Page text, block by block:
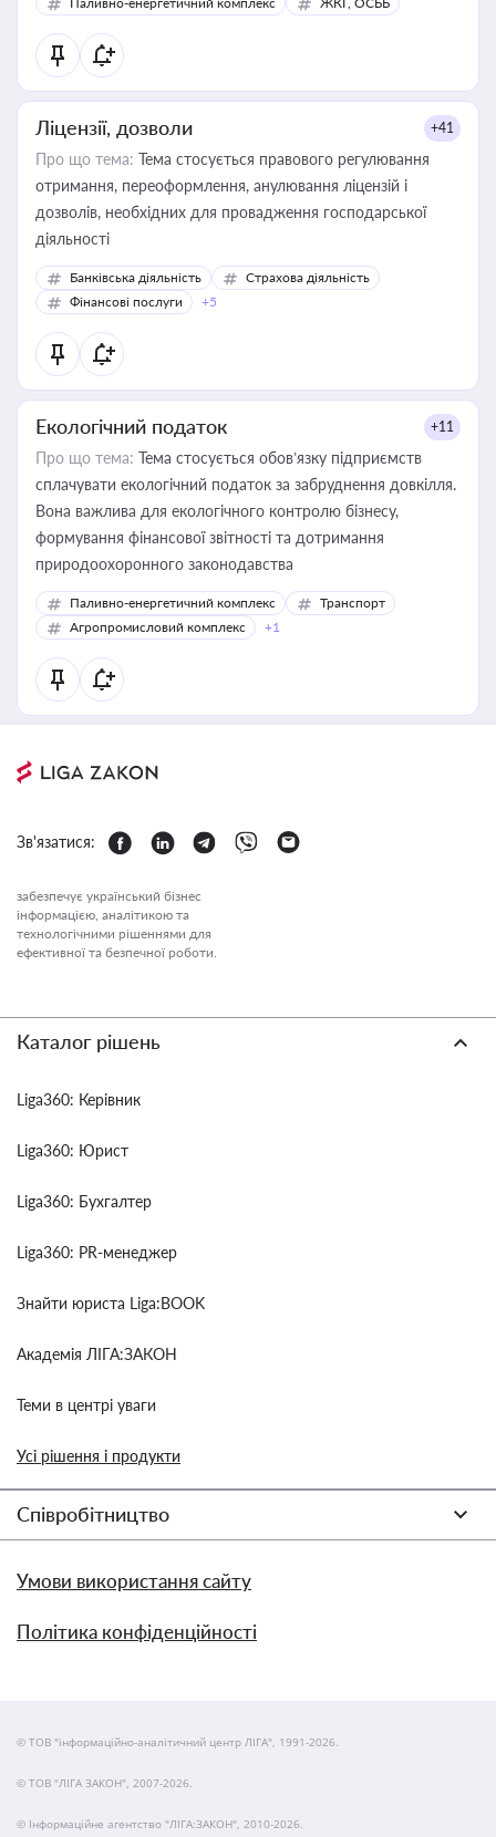
Ліцензії, дозволи +41
Про що тема: Тема стосується правового регулювання
отримання, переоформлення, анулювання ліцензій і
дозволів, необхідних для провадження господарської
діяльності
Банківська діяльність
Страхова діяльність
Фінансові послуги
+5
Екологічний податок +11
Про що тема: Тема стосується обов’язку підприємств
сплачувати екологічний податок за забруднення довкілля.
Вона важлива для екологічного контролю бізнесу,
формування фінансової звітності та дотримання
природоохоронного законодавства
Паливно-енергетичний комплекс
Транспорт
Агропромисловий комплекс
+1
Зв'язатися:
забезпечує український бізнес
інформацією, аналітикою та
технологічними рішеннями для
ефективної та безпечної роботи.
Каталог рішень
Liga360: Керівник
Liga360: Юрист
Liga360: Бухгалтер
Liga360: PR-менеджер
Знайти юриста Liga:BOOK
Академія ЛІГА:ЗАКОН
Теми в центрі уваги
Усі рішення і продукти
Співробітництво
Умови використання сайту
Політика конфіденційності
© ТОВ "інформаційно-аналітичний центр ЛІГА", 1991-2026.
© ТОВ "ЛІГА ЗАКОН", 2007-2026.
© Інформаційне агентство "ЛІГА:ЗАКОН", 2010-2026.